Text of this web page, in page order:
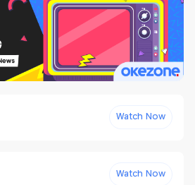
Watch Now
Watch Now